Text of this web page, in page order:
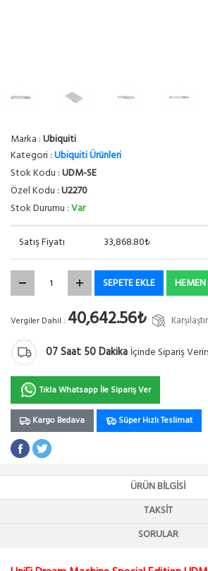
Marka :Ubiquiti
Kategori :Ubiquiti Ürünleri
Stok Kodu :UDM-SE
Özel Kodu :U2270
Stok Durumu :Var
Satış Fiyatı 33,868.80₺
SEPETE EKLE
Vergiler Dahil : 40,642.56₺
07Saat 50Dakika İçinde Sipariş
Tıkla Whatsapp İle Sipariş Ver
Kargo Bedava Süper Hızlı Teslimat
ÜRÜN BILGISI
TAKSIT
SORULAR